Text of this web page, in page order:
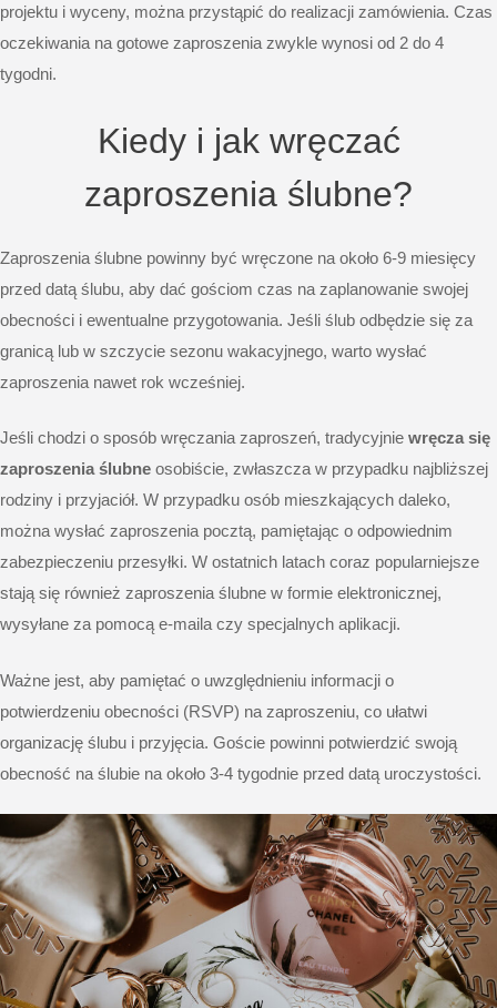
projektu i wyceny, można przystąpić do realizacji zamówienia. Czas
oczekiwania na gotowe zaproszenia zwykle wynosi od 2 do 4
tygodni.
Kiedy i jak wręczać
zaproszenia ślubne?
Zaproszenia ślubne powinny być wręczone na około 6-9 miesięcy
przed datą ślubu, aby dać gościom czas na zaplanowanie swojej
obecności i ewentualne przygotowania. Jeśli ślub odbędzie się za
granicą lub w szczycie sezonu wakacyjnego, warto wysłać
zaproszenia nawet rok wcześniej.
Jeśli chodzi o sposób wręczania zaproszeń, tradycyjnie wręcza się
zaproszenia ślubne osobiście, zwłaszcza w przypadku najbliższej
rodziny i przyjaciół. W przypadku osób mieszkających daleko,
można wysłać zaproszenia pocztą, pamiętając o odpowiednim
zabezpieczeniu przesyłki. W ostatnich latach coraz popularniejsze
stają się również zaproszenia ślubne w formie elektronicznej,
wysyłane za pomocą e-maila czy specjalnych aplikacji.
Ważne jest, aby pamiętać o uwzględnieniu informacji o
potwierdzeniu obecności (RSVP) na zaproszeniu, co ułatwi
organizację ślubu i przyjęcia. Goście powinni potwierdzić swoją
obecność na ślubie na około 3-4 tygodnie przed datą uroczystości.